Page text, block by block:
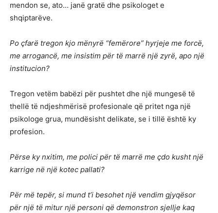
mendon se, ato… janë gratë dhe psikologet e
shqiptarëve.
Po çfarë tregon kjo mënyrë “femërore” hyrjeje me forcë,
me arrogancë, me insistim për të marrë një zyrë, apo një
institucion?
Tregon vetëm babëzi për pushtet dhe një mungesë të
thellë të ndjeshmërisë profesionale që pritet nga një
psikologe grua, mundësisht delikate, se i tillë është ky
profesion.
Përse ky nxitim, me polici për të marrë me çdo kusht një
karrige në një kotec pallati?
Për më tepër, si mund t’i besohet një vendim gjyqësor
për një të mitur një personi që demonstron sjellje kaq